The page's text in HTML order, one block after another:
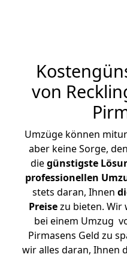
von
Umzüge können
aber keine Sorge,
diegünstigste
professionellen
stets daran, Ihnen
Preisezu bieten. Wir
bei einem Umzug
Pirmasens Geld zu
wir alles daran, Ihnen